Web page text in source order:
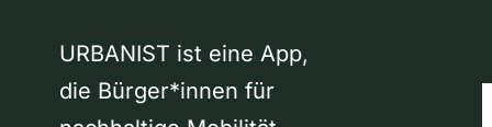
URBANIST ist eine App,
die Bürger*innen für